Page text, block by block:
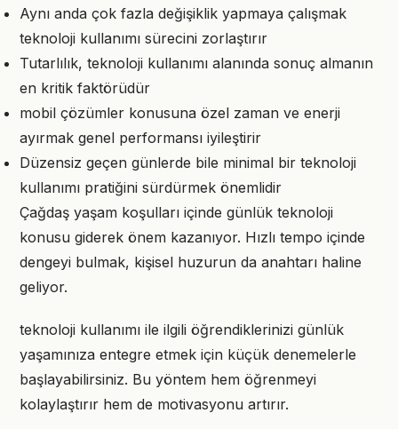
Aynı anda çok fazla değişiklik yapmaya çalışmak
teknoloji kullanımı sürecini zorlaştırır
Tutarlılık, teknoloji kullanımı alanında sonuç almanın
en kritik faktörüdür
mobil çözümler konusuna özel zaman ve enerji
ayırmak genel performansı iyileştirir
Düzensiz geçen günlerde bile minimal bir teknoloji
kullanımı pratiğini sürdürmek önemlidir
Çağdaş yaşam koşulları içinde günlük teknoloji
konusu giderek önem kazanıyor. Hızlı tempo içinde
dengeyi bulmak, kişisel huzurun da anahtarı haline
geliyor.
teknoloji kullanımı ile ilgili öğrendiklerinizi günlük
yaşamınıza entegre etmek için küçük denemelerle
başlayabilirsiniz. Bu yöntem hem öğrenmeyi
kolaylaştırır hem de motivasyonu artırır.